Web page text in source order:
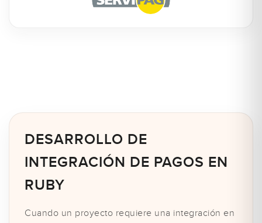
DESARROLLO DE
INTEGRACIÓN DE PAGOS EN
RUBY
Cuando un proyecto requiere una integración en